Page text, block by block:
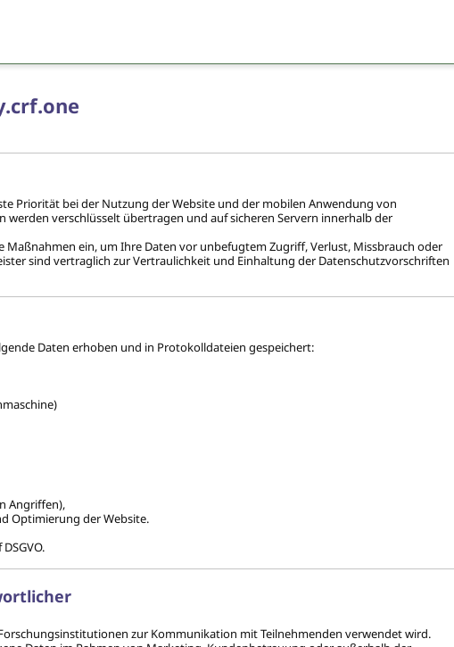
Priorität bei der Nutzung der Website und der mobilen Anwendung von
werden verschlüsselt übertragen und auf sicheren Servern innerhalb der
Maßnahmen ein, um Ihre Daten vor unbefugtem Zugriff, Verlust, Missbrauch oder
sind vertraglich zur Vertraulichkeit und Einhaltung der Datenschutzvorschriften
Daten erhoben und in Protokolldateien gespeichert:
Angriffen),
Optimierung der Website.
zur Kommunikation mit Teilnehmenden verwendet wird.